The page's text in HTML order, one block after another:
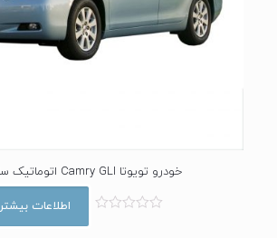
خودرو تویوتا Camry GLI اتوماتیک سال 2006
اطلاعات بیشتر